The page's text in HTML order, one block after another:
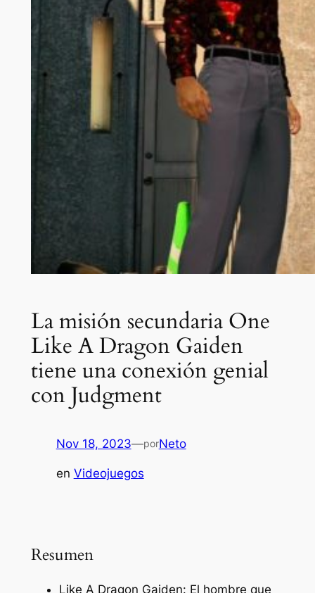
La misión secundaria One
Like A Dragon Gaiden
tiene una conexión genial
con Judgment
Nov 18, 2023—porNeto
en Videojuegos
Resumen
Like A Dragon Gaiden: El hombre que